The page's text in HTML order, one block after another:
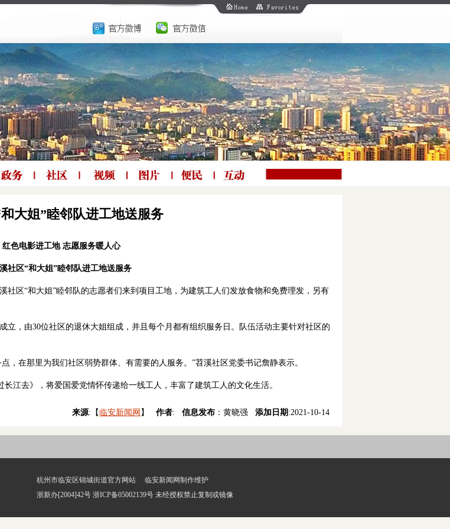
大姐”睦邻队进工地送服务
红色电影进工地 志愿服务暖人心
社区“和大姐”睦邻队进工地送服务
社区“和大姐”睦邻队的志愿者们来到项目工地，为建筑工人们发放食物和免费理发，另有
立，由30位社区的退休大姐组成，并且每个月都有组织服务日。队伍活动主要针对社区的
，在那里为我们社区弱势群体、有需要的人服务。”苕溪社区党委书记詹静表示。
江去》，将爱国爱党情怀传递给一线工人，丰富了建筑工人的文化生活。
来源:【临安新闻网 】 作者: 信息发布 ：黄晓强 添加日期 :2021-10-14
杭州市临安区锦城街道官方网站 临安新闻网制作维护
浙新办[2004]42号 浙ICP备05002139号 未经授权禁止复制或镜像